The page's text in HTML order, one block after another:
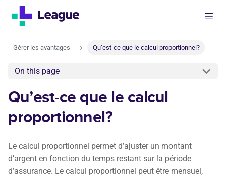
Gérer les avantages Qu’est-ce que le calcul proportionnel?
On this page
Qu’est-ce que le calcul
proportionnel?
Le calcul proportionnel permet d’ajuster un montant
d’argent en fonction du temps restant sur la période
d’assurance. Le calcul proportionnel peut être mensuel,